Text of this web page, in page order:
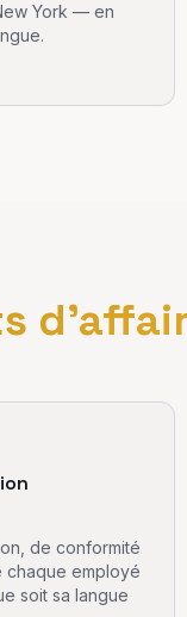
York — en
de conformité
employé
soit sa langue